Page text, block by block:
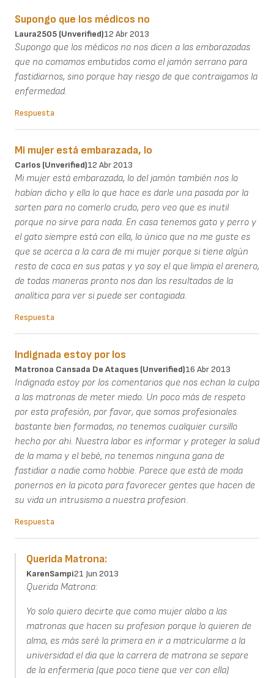
Supongo que los médicos no
Laura2505 (unverified)12 Abr 2013
Supongo que los médicos no nos dicen a las embarazadas
que no comamos embutidos como el jamón serrano para
fastidiarnos, sino porque hay riesgo de que contraigamos la
enfermedad.
Respuesta
Mi mujer está embarazada, lo
Carlos (unverified)12 Abr 2013
Mi mujer está embarazada, lo del jamón también nos lo
habían dicho y ella lo que hace es darle una pasada por la
sarten para no comerlo crudo, pero veo que es inutil
porque no sirve para nada. En casa tenemos gato y perro y
el gato siempre está con ella, lo único que no me guste es
que se acerca a la cara de mi mujer porque si tiene algún
resto de caca en sus patas y yo soy el que limpia el arenero,
de todas maneras pronto nos dan los resultados de la
analítica para ver si puede ser contagiada.
Respuesta
Indignada estoy por los
Matronoa Cansada De Ataques (unverified)16 Abr 2013
Indignada estoy por los comentarios que nos echan la culpa
a las matronas de meter miedo. Un poco más de respeto
por esta profesión, por favor, que somos profesionales
bastante bien formadas, no tenemos cualquier cursillo
hecho por ahi. Nuestra labor es informar y proteger la salud
de la mama y el bebé, no tenemos ninguna gana de
fastidiar a nadie como hobbie. Parece que está de moda
ponernos en la picota para favorecer gentes que hacen de
su vida un intrusismo a nuestra profesion.
Respuesta
Querida Matrona:
KarenSampi21 Jun 2013
Querida Matrona:
Yo solo quiero decirte que como mujer alabo a las
matronas que hacen su profesion porque lo quieren de
alma, es más seré la primera en ir a matricularme a la
universidad el dia que la carrera de matrona se separe
de la enfermeria (que poco tiene que ver con ella)